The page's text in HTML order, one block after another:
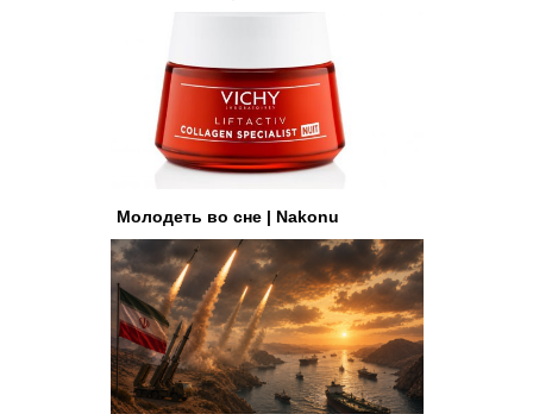
Молодеть во сне | Nakonu